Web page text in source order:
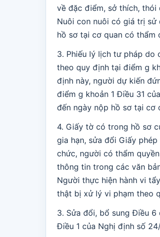
về đặc điểm, sở thích, thói
Nuôi con nuôi có giá trị sử
hồ sơ tại cơ quan có thẩm
3. Phiếu lý lịch tư pháp do
theo quy định tại điểm g
định này, người dự kiến
điểm g khoản 1 Điều 31
đến ngày nộp hồ sơ tại cơ
4. Giấy tờ có trong hồ sơ
gia hạn, sửa đổi Giấy
chức, người có thẩm
thông tin trong các văn
Người thực hiện hành vi
thật bị xử lý vi phạm theo
3. Sửa đổi, bổ sung Điều
Điều 1 của Nghị định số